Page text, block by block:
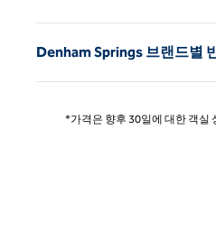
Denham Springs 브랜드별
*가격은 향후 30일에 대한 객실